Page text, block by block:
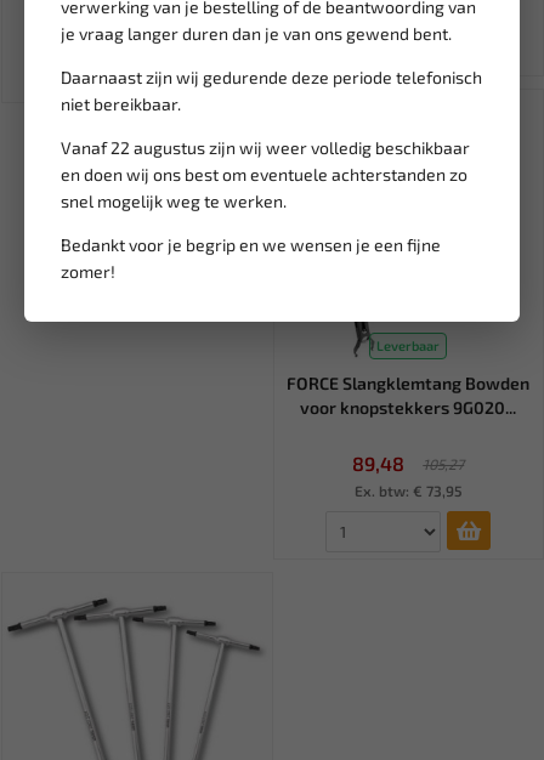
verwerking van je bestelling of de beantwoording van
je vraag langer duren dan je van ons gewend bent.
Daarnaast zijn wij gedurende deze periode telefonisch
niet bereikbaar.
Vanaf 22 augustus zijn wij weer volledig beschikbaar
en doen wij ons best om eventuele achterstanden zo
snel mogelijk weg te werken.
Bedankt voor je begrip en we wensen je een fijne
zomer!
8,76
10,95
Ex. btw: € 7,24
405,13
476,62
Ex. btw: € 334,82
Leverbaar
FORCE Slangklemtang Bowden
voor knopstekkers 9G020...
89,48
105,27
Ex. btw: € 73,95